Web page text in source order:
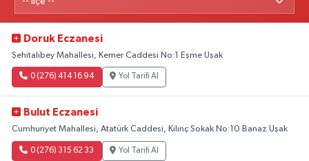
Doruk Eczanesi
Şehitalibey Mahallesi, Kemer Caddesi No:1 Eşme Uşak
0 (276) 414 16 94 Yol Tarifi Al
Bulut Eczanesi
Cumhuriyet Mahallesi, Atatürk Caddesi, Kılınç Sokak No:10 Banaz Uşak
0 (276) 315 62 33 Yol Tarifi Al